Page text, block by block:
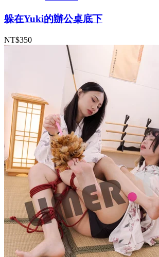
躲在Yuki的辦公桌底下
NT$350